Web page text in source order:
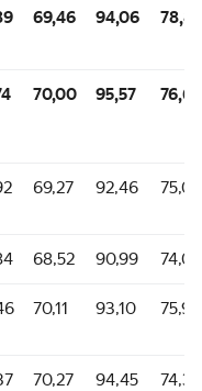
69,46 94,06 78,82
70,00 95,57 76,62
69,27 92,46 75,05
68,52 90,99 74,01
70,11 93,10 75,93
70,27 94,45 74,39